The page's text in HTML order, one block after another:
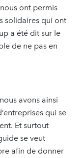
ont permis
solidaires qui ont
a été dit sur le
de ne pas en
avons ainsi
qui se
Et surtout
se veut
afin de donner